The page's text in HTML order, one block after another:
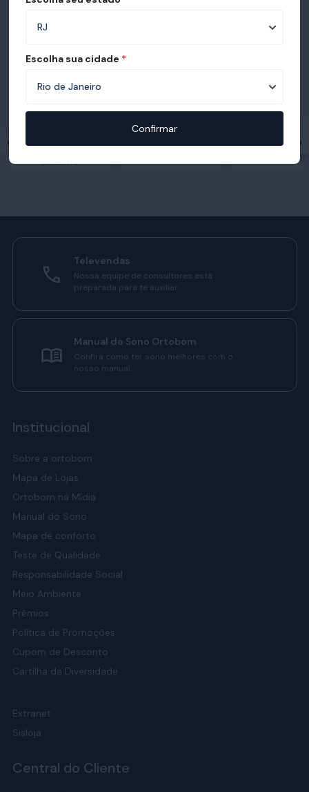
Prêmios e certificações recebidas pelo
Ortobom
Televendas
Nossa equipe de consultores está
preparada para te auxiliar.
Manual do Sono Ortobom
Confira como ter sono melhores com o
nosso manual.
Institucional
Sobre a ortobom
Mapa de Lojas
Ortobom na Mídia
Manual do Sono
Mapa de conforto
Teste de Qualidade
Responsabilidade Social
Meio Ambiente
Prêmios
Política de Promoções
Cupom de Desconto
Cartilha da Diversidade
Extranet
Sisloja
Central do Cliente
Escolha sua cidade *
Confirmar